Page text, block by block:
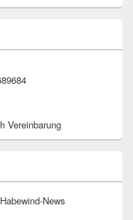
Vereinbarung
News